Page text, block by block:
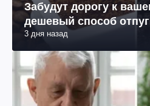
Забудут дорогу к
дешевый способ
3 дня назад